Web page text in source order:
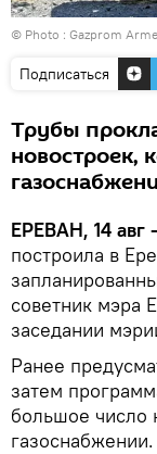
© Photo : Gazprom
Подписаться
Трубы
новостроек,
ЕРЕВАН, 14 авг
построила в
советник мэра
заседании
Ранее
затем
большое число
газоснабжении.